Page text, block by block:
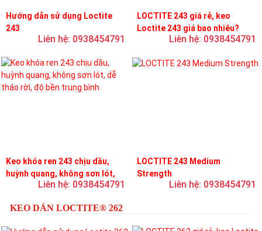
Hướng dẫn sử dụng Loctite
243
Liên hệ: 0938454791
LOCTITE 243 giá rẻ, keo
Loctite 243 giá bao nhiêu?
Liên hệ: 0938454791
Keo khóa ren 243 chịu dầu,
huỳnh quang, không sơn lót,
dễ tháo rời, độ bền trung bình
Liên hệ: 0938454791
LOCTITE 243 Medium
Strength
Liên hệ: 0938454791
KEO DÁN LOCTITE® 262